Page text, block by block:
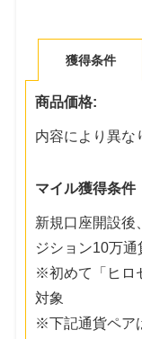
獲得条件
商品価格:
内容により異な
マイル獲得条件
新規口座開設後
ジション10万通
※初めて「ヒロ
対象
※下記通貨ペア